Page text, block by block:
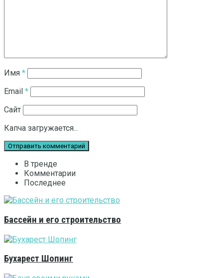
Имя *
Email *
Сайт
Капча загружается...
В тренде
Комментарии
Последнее
Бассейн и его строительство
Бухарест Шопинг